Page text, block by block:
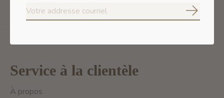
Nous assurons des paiements sécurisés
Service à la clientèle
À propos